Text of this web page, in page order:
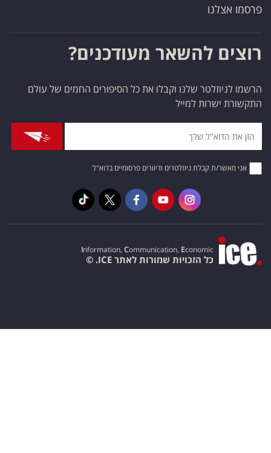
פרסמו אצלנו
רוצים להשאר מעודכנים?
הרשמו לניוזלטר שלנו וקבלו את כל הסיפורים החמים של עולם
התקשורת ישרות למייל
אני מאשר/ת קבלת ניוזלטרים ודיוורים פרסומיים בדוא"ל
Information, Communication, Economic
כל הזכויות שמורות לאתר ICE. ©